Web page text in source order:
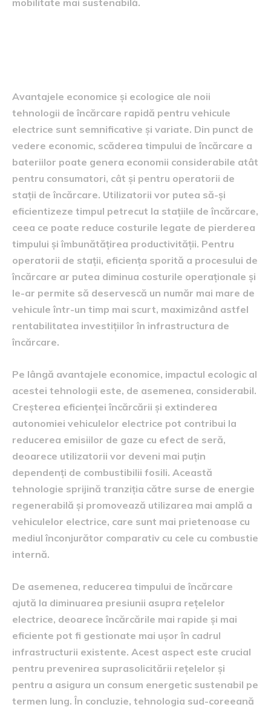
Avantajele economice și ecologice ale noii
tehnologii de încărcare rapidă pentru vehicule
electrice sunt semnificative și variate. Din punct de
vedere economic, scăderea timpului de încărcare a
bateriilor poate genera economii considerabile atât
pentru consumatori, cât și pentru operatorii de
stații de încărcare. Utilizatorii vor putea să-și
eficientizeze timpul petrecut la stațiile de încărcare,
ceea ce poate reduce costurile legate de pierderea
timpului și îmbunătățirea productivității. Pentru
operatorii de stații, eficiența sporită a procesului de
încărcare ar putea diminua costurile operaționale și
le-ar permite să deservescă un număr mai mare de
vehicule într-un timp mai scurt, maximizând astfel
rentabilitatea investițiilor în infrastructura de
încărcare.
Pe lângă avantajele economice, impactul ecologic al
acestei tehnologii este, de asemenea, considerabil.
Creșterea eficienței încărcării și extinderea
autonomiei vehiculelor electrice pot contribui la
reducerea emisiilor de gaze cu efect de seră,
deoarece utilizatorii vor deveni mai puțin
dependenți de combustibilii fosili. Această
tehnologie sprijină tranziția către surse de energie
regenerabilă și promovează utilizarea mai amplă a
vehiculelor electrice, care sunt mai prietenoase cu
mediul înconjurător comparativ cu cele cu combustie
internă.
De asemenea, reducerea timpului de încărcare
ajută la diminuarea presiunii asupra rețelelor
electrice, deoarece încărcările mai rapide și mai
eficiente pot fi gestionate mai ușor în cadrul
infrastructurii existente. Acest aspect este crucial
pentru prevenirea suprasolicitării rețelelor și
pentru a asigura un consum energetic sustenabil pe
termen lung. În concluzie, tehnologia sud-coreeană